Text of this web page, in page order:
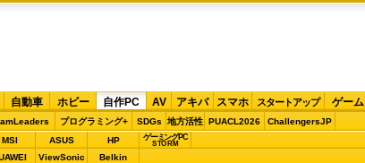
自動車 ホビー 自作PC AV アキバ スマホ スタートアップ ゲーム
プログラミング+ SDGs 地方活性 PUACL2026 ChallengersJP
MSI ASUS HP ゲーミングPC
STORM
ViewSonic Belkin